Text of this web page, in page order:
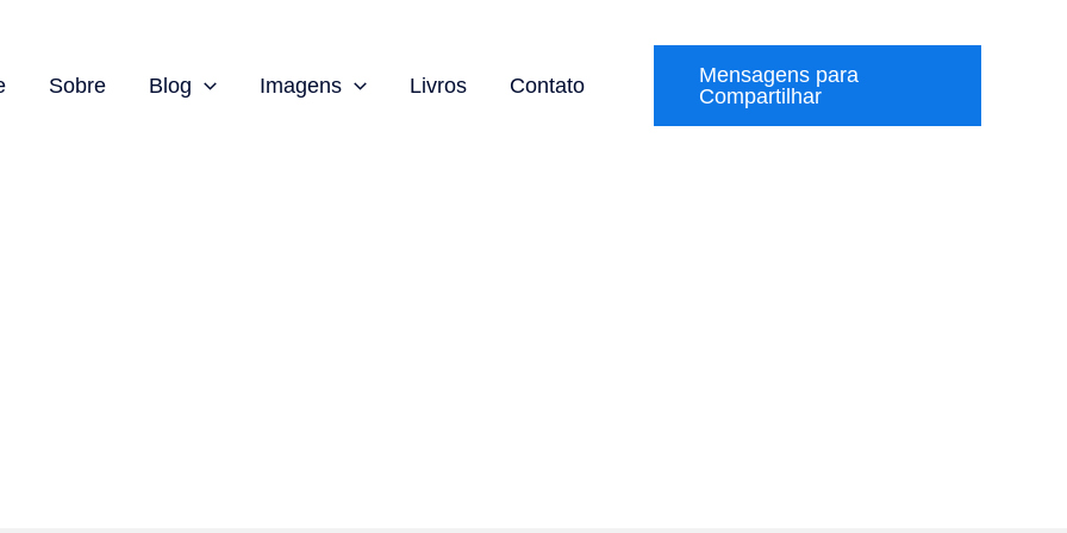
Sobre Blog Imagens Livros Contato
Mensagens para
Compartilhar